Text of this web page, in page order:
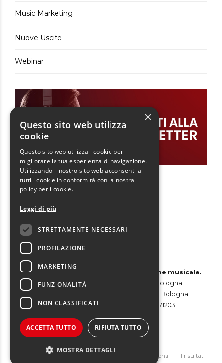
Music Marketing
Nuove Uscite
Webinar
Seguici su
Red&Blue Srl – Agenzia di comunicazione musicale.
Sede Legale: via Garibaldi, 3 – 40124 Bologna
Sede Operativa: via Boldrini 12/W – 40121 Bologna
Partita Iva e Codice Fiscale: 02310871203
Pec: redeblue1@legalmail.it
La nostra storia La scena
I risultati
×
Questo sito web utilizza
cookie
Questo sito web utilizza i cookie per
migliorare la tua esperienza di navigazione.
Utilizzando il nostro sito web acconsenti a
tutti i cookie in conformità con la nostra
policy per i cookie.
Leggi di più
STRETTAMENTE NECESSARI
PROFILAZIONE
MARKETING
FUNZIONALITÀ
NON CLASSIFICATI
ACCETTA TUTTO RIFIUTA TUTTO
MOSTRA DETTAGLI